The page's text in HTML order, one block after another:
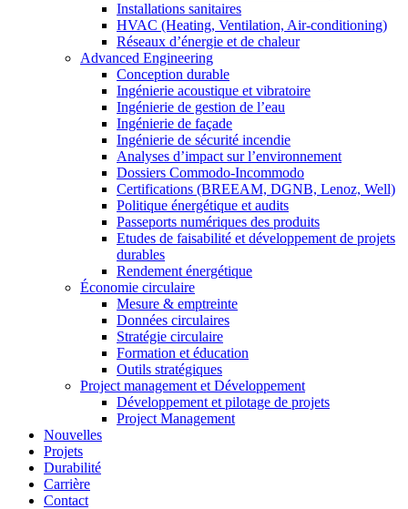
Installations sanitaires
HVAC (Heating, Ventilation, Air-conditioning)
Réseaux d’énergie et de chaleur
Advanced Engineering
Conception durable
Ingénierie acoustique et vibratoire
Ingénierie de gestion de l’eau
Ingénierie de façade
Ingénierie de sécurité incendie
Analyses d’impact sur l’environnement
Dossiers Commodo-Incommodo
Certifications (BREEAM, DGNB, Lenoz, Well)
Politique énergétique et audits
Passeports numériques des produits
Etudes de faisabilité et développement de projets
durables
Rendement énergétique
Économie circulaire
Mesure & emptreinte
Données circulaires
Stratégie circulaire
Formation et éducation
Outils stratégiques
Project management et Développement
Développement et pilotage de projets
Project Management
Nouvelles
Projets
Durabilité
Carrière
Contact